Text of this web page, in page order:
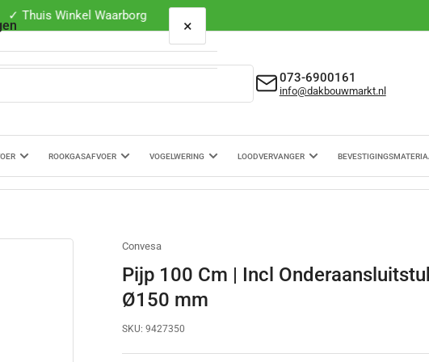
✓ Thuis Winkel Waarborg
073-6900161
info@dakbouwmarkt.nl
ROOKGASAFVOER VOGELWERING LOODVERVANGER
Convesa
Pijp 100 Cm | Incl
Ø150 mm
SKU: 9427350
×